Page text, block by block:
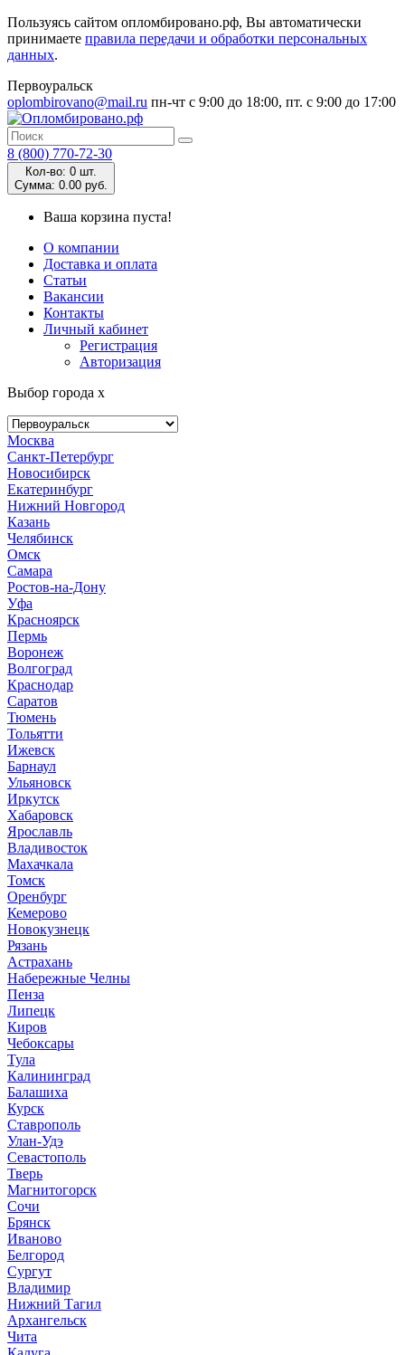
Пользуясь сайтом опломбировано.рф, Вы автоматически
принимаете правила передачи и обработки персональных
данных.
Первоуральск
oplombirovano@mail.ru пн-чт с 9:00 до 18:00, пт. с 9:00 до 17:00
8 (800) 770-72-30
Кол-во: 0 шт.
Cумма: 0.00 руб.
Ваша корзина пуста!
О компании
Доставка и оплата
Статьи
Вакансии
Контакты
Личный кабинет
Регистрация
Авторизация
Выбор города x
Москва
Санкт-Петербург
Новосибирск
Екатеринбург
Нижний Новгород
Казань
Челябинск
Омск
Самара
Ростов-на-Дону
Уфа
Красноярск
Пермь
Воронеж
Волгоград
Краснодар
Саратов
Тюмень
Тольятти
Ижевск
Барнаул
Ульяновск
Иркутск
Хабаровск
Ярославль
Владивосток
Махачкала
Томск
Оренбург
Кемерово
Новокузнецк
Рязань
Астрахань
Набережные Челны
Пенза
Липецк
Киров
Чебоксары
Тула
Калининград
Балашиха
Курск
Ставрополь
Улан-Удэ
Севастополь
Тверь
Магнитогорск
Сочи
Брянск
Иваново
Белгород
Сургут
Владимир
Нижний Тагил
Архангельск
Чита